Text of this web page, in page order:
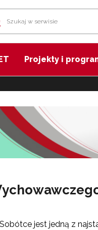
Projekty i
jest jedną z